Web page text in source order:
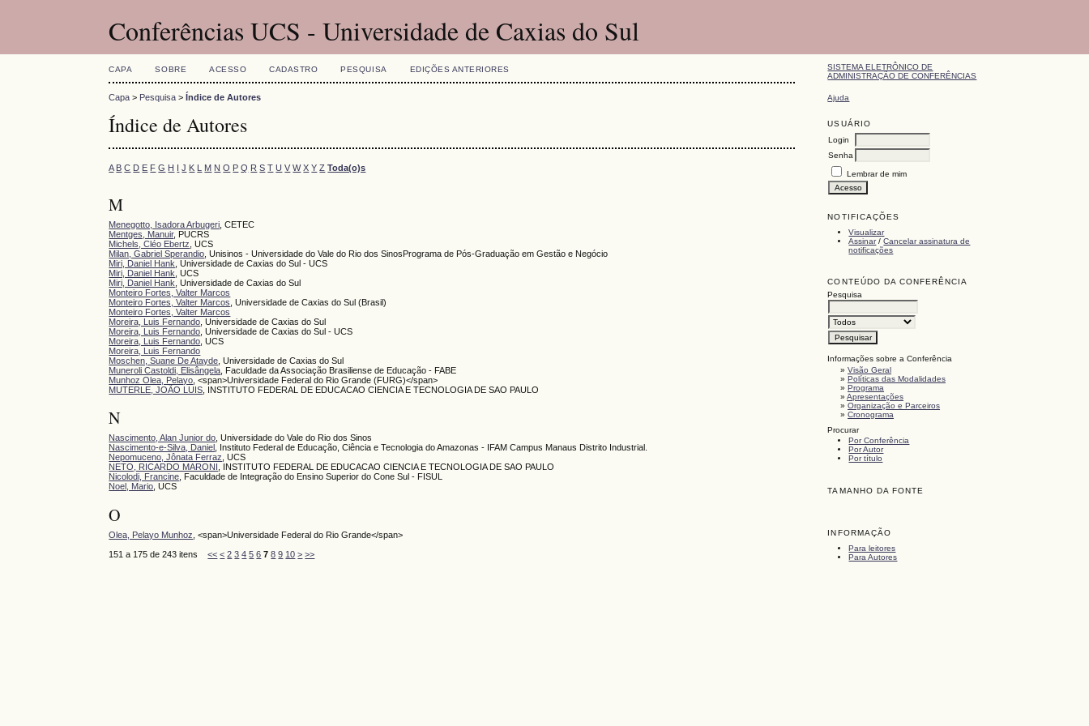
Conferências UCS - Universidade de Caxias do Sul
SISTEMA ELETRÔNICO DE
ADMINISTRAÇÃO DE CONFERÊNCIAS
Ajuda
USUÁRIO
Login
Senha
Lembrar de mim
NOTIFICAÇÕES
Visualizar
Assinar/Cancelar assinatura de
notificações
CONTEÚDO DA CONFERÊNCIA
Pesquisa
Informações sobre a Conferência
»Visão Geral
»Políticas das Modalidades
»Programa
»Apresentações
»Organização e Parceiros
»Cronograma
Procurar
Por Conferência
Por Autor
Por título
TAMANHO DA FONTE
INFORMAÇÃO
Para leitores
Para Autores
CAPA SOBRE ACESSO CADASTRO PESQUISA EDIÇÕES ANTERIORES
Capa > Pesquisa >Índice de Autores
Índice de Autores
A B C D E F G H I J K L M N O P Q R S T U V W X Y Z Toda(o)s
M
Menegotto, Isadora Arbugeri , CETEC
Mentges, Manuir, PUCRS
Michels, Cléo Ebertz , UCS
Milan, Gabriel Sperandio , Unisinos - Universidade do Vale do Rio dos SinosPrograma de Pós-Graduação em Gestão e Negócio
Miri, Daniel Hank , Universidade de Caxias do Sul - UCS
Miri, Daniel Hank , UCS
Miri, Daniel Hank , Universidade de Caxias do Sul
Monteiro Fortes, Valter Marcos
Monteiro Fortes, Valter Marcos , Universidade de Caxias do Sul (Brasil)
Monteiro Fortes, Valter Marcos
Moreira, Luis Fernando , Universidade de Caxias do Sul
Moreira, Luis Fernando , Universidade de Caxias do Sul - UCS
Moreira, Luis Fernando , UCS
Moreira, Luis Fernando
Moschen, Suane De Atayde , Universidade de Caxias do Sul
Muneroli Castoldi, Elisângela , Faculdade da Associação Brasiliense de Educação - FABE
Munhoz Olea, Pelayo , <span>Universidade Federal do Rio Grande (FURG)</span>
MUTERLE, JOÃO LUIS , INSTITUTO FEDERAL DE EDUCACAO CIENCIA E TECNOLOGIA DE SAO PAULO
N
Nascimento, Alan Junior do, Universidade do Vale do Rio dos Sinos
Nascimento-e-Silva, Daniel , Instituto Federal de Educação, Ciência e Tecnologia do Amazonas - IFAM Campus Manaus Distrito Industrial.
Nepomuceno, Jônata Ferraz, UCS
NETO, RICARDO MARONI , INSTITUTO FEDERAL DE EDUCACAO CIENCIA E TECNOLOGIA DE SAO PAULO
Nicolodi, Francine, Faculdade de Integração do Ensino Superior do Cone Sul - FISUL
Noel, Mario, UCS
O
Olea, Pelayo Munhoz , <span>Universidade Federal do Rio Grande</span>
151 a 175 de 243 itens<< < 2 3 4 5 6 7 8 9 10 > >>